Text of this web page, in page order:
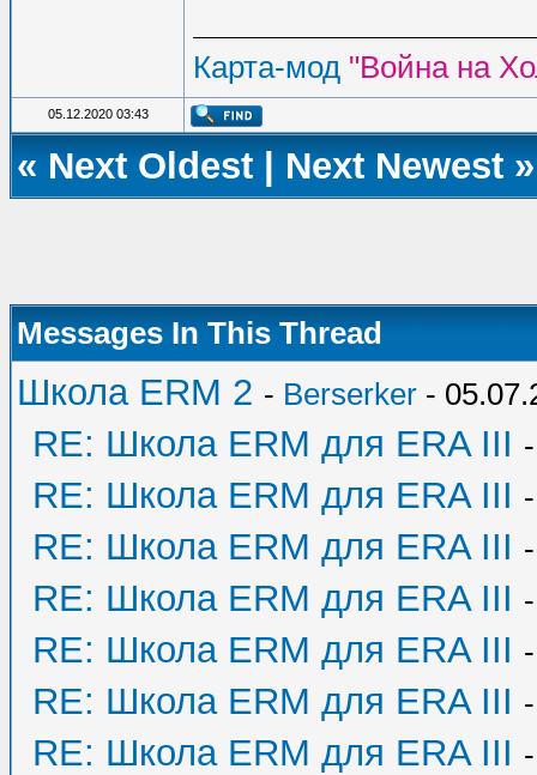
Карта-мод "Война на
05.12.2020 03:43
« Next Oldest Next Newest »
Messages In This Thread
Школа ERM 2 - Berserker -
RE: Школа ERM для ERA III
RE: Школа ERM для ERA III
RE: Школа ERM для ERA III
RE: Школа ERM для ERA III
RE: Школа ERM для ERA III
RE: Школа ERM для ERA III
RE: Школа ERM для ERA III